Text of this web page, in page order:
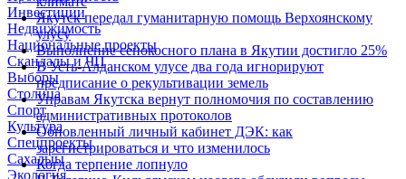
Инвестиции
Недвижимость
Национальные проекты
Скандалы и ЧП
Выборы
Столица
Спорт
Культура
Спецпроекты
Сахалыы
Экология
Якутск передал гуманитарную помощь Верхоянскому
улусу
Выполнение сенокосного плана в Якутии достигло 25%
В Усть-Алданском улусе два года игнорируют
предписание о рекультивации земель
Управам Якутска вернут полномочия по составлению
административных протоколов
Обновленный личный кабинет ДЭК: как
зарегистрироваться и что изменилось
Когда терпение лопнуло